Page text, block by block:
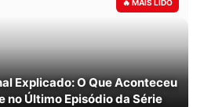
Explicado: O Que Aconteceu
no Último Episódio da Série